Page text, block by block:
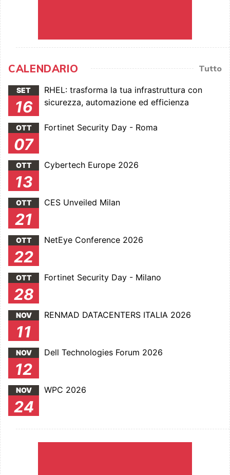
CALENDARIO Tutto
SET
16
RHEL: trasforma la tua infrastruttura con
sicurezza, automazione ed efficienza
OTT
07
Fortinet Security Day - Roma
OTT
13
Cybertech Europe 2026
OTT
21
CES Unveiled Milan
OTT
22
NetEye Conference 2026
OTT
28
Fortinet Security Day - Milano
NOV
11
RENMAD DATACENTERS ITALIA 2026
NOV
12
Dell Technologies Forum 2026
NOV
24
WPC 2026